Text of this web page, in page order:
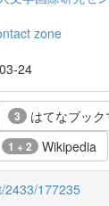
zone
24
3 はてなブック
1 + 2 Wikipedia
2433/177235